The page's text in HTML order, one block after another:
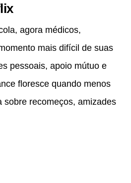
agora médicos,
mais difícil de suas
pessoais, apoio mútuo e
floresce quando menos
sobre recomeços, amizades